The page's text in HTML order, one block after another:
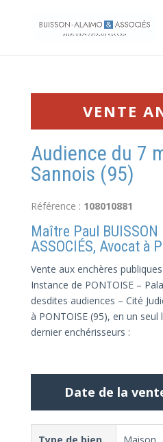
VENTE
Audience du 7
Sannois (95)
Référence : 108010881
Maître Paul BUISSON
ASSOCIÉS, Avocat à
Vente aux enchères
Instance de PONTOISE –
desdites audiences – Cité
à PONTOISE (95), en un
dernier enchérisseurs :
Date de la